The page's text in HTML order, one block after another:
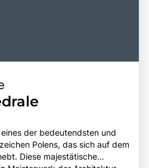
der bedeutendsten und
Polens, das sich auf dem
Diese majestätische